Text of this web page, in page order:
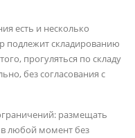
есть и несколько
подлежит складированию
прогуляться по складу
без согласования с
размещать
любой момент без